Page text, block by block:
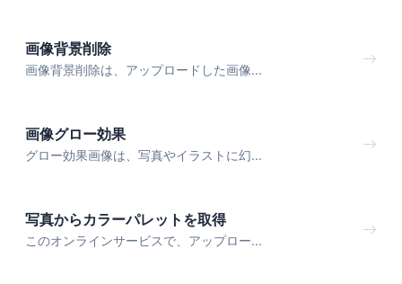
画像背景削除
画像背景削除は、アップロードした画像...
画像グロー効果
グロー効果画像は、写真やイラストに幻...
写真からカラーパレットを取得
このオンラインサービスで、アップロー...